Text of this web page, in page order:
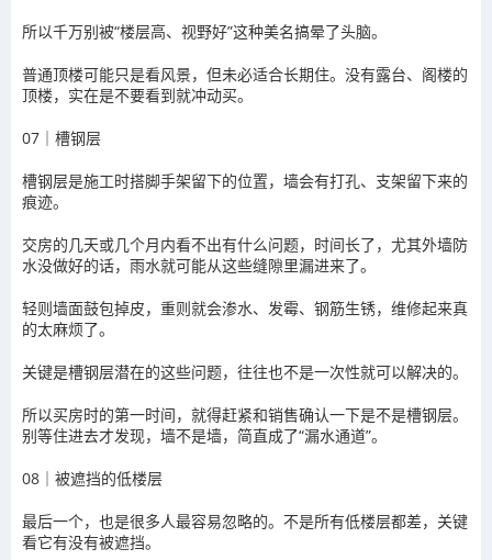
所以千万别被“楼层高、视野好”这种美名搞晕了头脑。
普通顶楼可能只是看风景，但未必适合长期住。没有露台、阁楼的
顶楼，实在是不要看到就冲动买。
07｜槽钢层
槽钢层是施工时搭脚手架留下的位置，墙会有打孔、支架留下来的
痕迹。
交房的几天或几个月内看不出有什么问题，时间长了，尤其外墙防
水没做好的话，雨水就可能从这些缝隙里漏进来了。
轻则墙面鼓包掉皮，重则就会渗水、发霉、钢筋生锈，维修起来真
的太麻烦了。
关键是槽钢层潜在的这些问题，往往也不是一次性就可以解决的。
所以买房时的第一时间，就得赶紧和销售确认一下是不是槽钢层。
别等住进去才发现，墙不是墙，简直成了“漏水通道”。
08｜被遮挡的低楼层
最后一个，也是很多人最容易忽略的。不是所有低楼层都差，关键
看它有没有被遮挡。